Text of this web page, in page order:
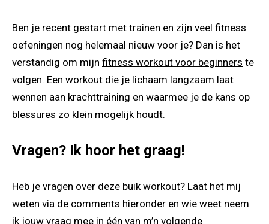
Ben je recent gestart met trainen en zijn veel fitness
oefeningen nog helemaal nieuw voor je? Dan is het
verstandig om mijn fitness workout voor beginners te
volgen. Een workout die je lichaam langzaam laat
wennen aan krachttraining en waarmee je de kans op
blessures zo klein mogelijk houdt.
Vragen? Ik hoor het graag!
Heb je vragen over deze buik workout? Laat het mij
weten via de comments hieronder en wie weet neem
ik jouw vraag mee in één van m’n volgende